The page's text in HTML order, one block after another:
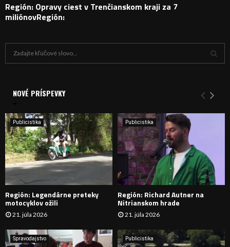
Región: Opravy ciest v Trenčianskom kraji za 7
miliónovRegión:
i
e
:
Y
H
D
A
NOVÉ PRÍSPEVKY
Publicistika
Región: Legendárne preteky
motocyklov ožili
21. júla 2026
Publicistika
Región: Richard Autner na
Nitrianskom hrade
21. júla 2026
Spravodajstvo Publicistika